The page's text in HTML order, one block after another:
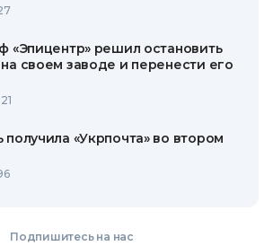
«Эпицентр» решил остановить
своем заводе и перенести его
«Укрпочта» во втором
Подпишитесь на нас